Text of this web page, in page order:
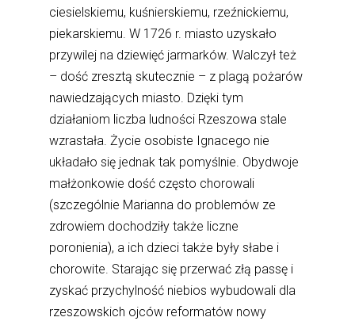
ciesielskiemu, kuśnierskiemu, rzeźnickiemu,
piekarskiemu. W 1726 r. miasto uzyskało
przywilej na dziewięć jarmarków. Walczył też
– dość zresztą skutecznie – z plagą pożarów
nawiedzających miasto. Dzięki tym
działaniom liczba ludności Rzeszowa stale
wzrastała. Życie osobiste Ignacego nie
układało się jednak tak pomyślnie. Obydwoje
małżonkowie dość często chorowali
(szczególnie Marianna do problemów ze
zdrowiem dochodziły także liczne
poronienia), a ich dzieci także były słabe i
chorowite. Starając się przerwać złą passę i
zyskać przychylność niebios wybudowali dla
rzeszowskich ojców reformatów nowy